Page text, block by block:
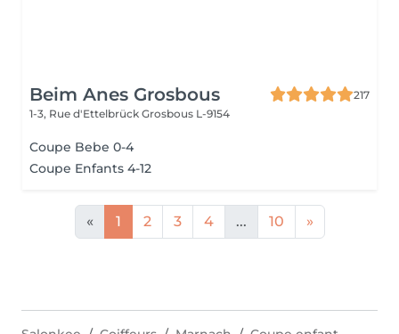
Beim Anes Grosbous
217
1-3, Rue d'Ettelbrück Grosbous L-9154
Coupe Bebe 0-4
Coupe Enfants 4-12
« 1 2 3 4 ... 10 »